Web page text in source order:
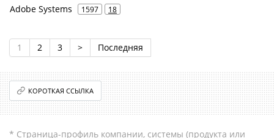
Adobe Systems 1597 18
1 2 3 > Последняя
КОРОТКАЯ ССЫЛКА
* Страница-профиль компании, системы (продукта или